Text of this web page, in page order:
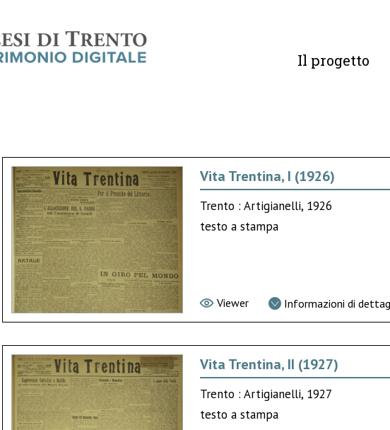
Il progetto
Vita Trentina, I (1926)
Trento : Artigianelli, 1926
testo a stampa
Viewer Informazioni di
Vita Trentina, II (1927)
Trento : Artigianelli, 1927
testo a stampa